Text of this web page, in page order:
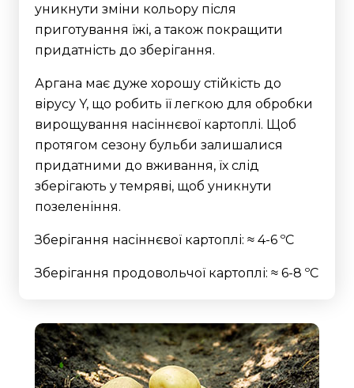
уникнути зміни кольору після
приготування їжі, а також покращити
придатність до зберігання.
Аргана має дуже хорошу стійкість до
вірусу Y, що робить її легкою для обробки
вирощування насіннєвої картоплі. Щоб
протягом сезону бульби залишалися
придатними до вживання, їх слід
зберігають у темряві, щоб уникнути
позеленіння.
Зберігання насіннєвої картоплі: ≈ 4-6 ºC
Зберігання продовольчої картоплі: ≈ 6-8 ºC